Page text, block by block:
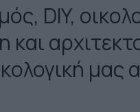
DIY,
μας